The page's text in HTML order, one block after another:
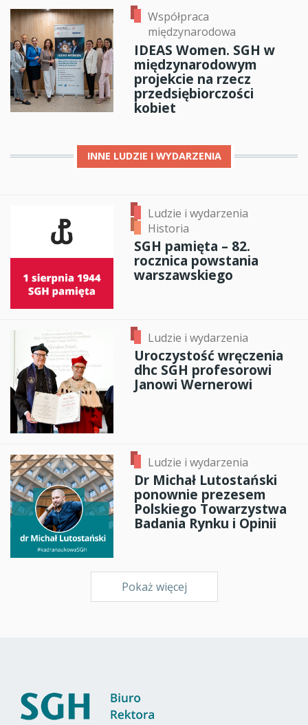
Współpraca
międzynarodowa
IDEAS Women. SGH w
międzynarodowym
projekcie na rzecz
przedsiębiorczości
kobiet
INNE LUDZIE I WYDARZENIA
Ludzie i wydarzenia
Historia
SGH pamięta – 82.
rocznica powstania
warszawskiego
Ludzie i wydarzenia
Uroczystość wręczenia
dhc SGH profesorowi
Janowi Wernerowi
Ludzie i wydarzenia
Dr Michał Lutostański
ponownie prezesem
Polskiego Towarzystwa
Badania Rynku i Opinii
Pokaż więcej